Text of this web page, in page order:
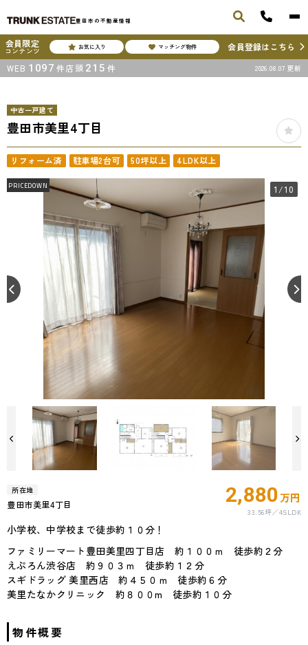
豊田市の不動産情報
会員限定
コンテンツ お気に入り マッチング物件
会員登録はこちら
WEB 1097 件店頭 215 件 2026.08.07 更新
中古一戸建て
豊田市美里4丁目
リフォーム済 駐車場2台可 50坪以上 4LDK以上
PRICEDOWN 1 /10
所在地
豊田市美里4丁目 2,880万円
33.56坪 4SLDK
小学校、中学校まで徒歩約１０分！
ファミリーマート豊田美里四丁目店 約１００ｍ 徒歩約２分
えぷろん渋谷店 約９０３ｍ 徒歩約１２分
スギドラッグ 美里西店 約４５０ｍ 徒歩約６分
美里たなかクリニック 約８００m 徒歩約１０分
物件概要